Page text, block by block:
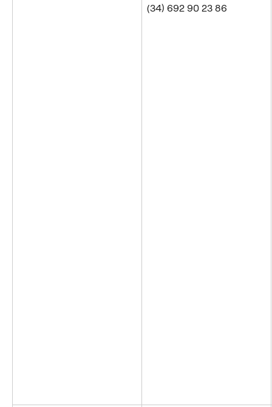
(34) 692 90 23 86